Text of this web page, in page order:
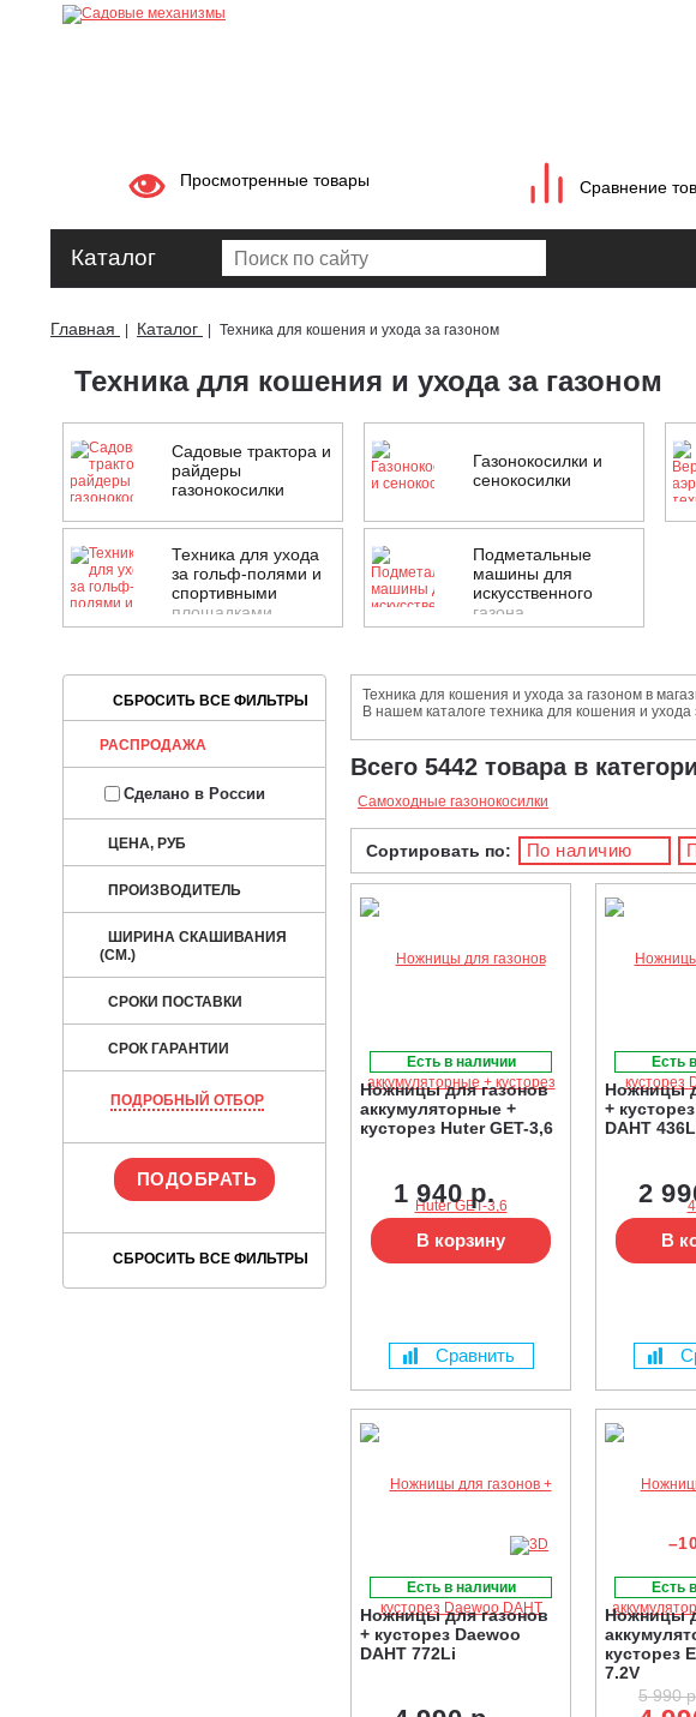
Просмотренные товары Сравнение
Каталог
Главная Каталог Техника для кошения и ухода за газоном
Техника для кошения и ухода за газоном
Садовые трактора и
райдеры
газонокосилки
Газонокосилки и
сенокосилки
Техника для ухода
за гольф-полями и
спортивными
площадками
Подметальные
машины для
искусственного
газона
РАСПРОДАЖА
Сделано в России
ЦЕНА, РУБ
ПРОИЗВОДИТЕЛЬ
ШИРИНА СКАШИВАНИЯ
(СМ.)
СРОКИ ПОСТАВКИ
СРОК ГАРАНТИИ
ПОДРОБНЫЙ ОТБОР
Техника для кошения и ухода за газоном в
В нашем каталоге техника для кошения и
Всего 5442 товара в
Самоходные газонокосилки
Сортировать по: По наличию
Есть в наличии
Ножницы для газонов
аккумуляторные +
кусторез Huter GET-3,6
1 940 р.
В корзину
Сравнить
Есть
Ножницы
+
DAHT
2
В
Есть в наличии
Ножницы для газонов
+ кусторез Daewoo
DAHT 772Li
Есть
Ножницы
кусторез
7.2V
5 990